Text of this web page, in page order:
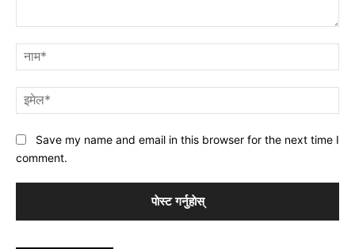
Save my name and email in this browser for the next time I
comment.